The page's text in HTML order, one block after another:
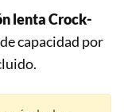
lenta Crock-
capacidad por